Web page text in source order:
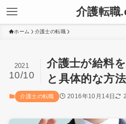
介護転職
ホーム 介護士の転職
介護士が給料
と具体的な方
2021
10/10
介護士の転職 2016年10月14日